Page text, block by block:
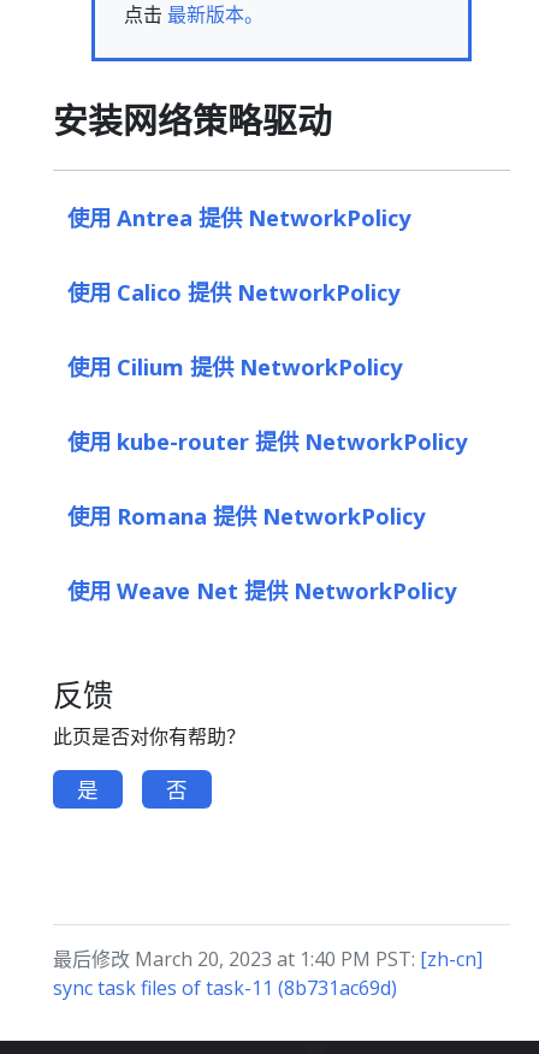
点击 最新版本。
安装网络策略驱动
使用 Antrea 提供 NetworkPolicy
使用 Calico 提供 NetworkPolicy
使用 Cilium 提供 NetworkPolicy
使用 kube-router 提供 NetworkPolicy
使用 Romana 提供 NetworkPolicy
使用 Weave Net 提供 NetworkPolicy
反馈
此页是否对你有帮助？
是 否
最后修改 March 20, 2023 at 1:40 PM PST: [zh-cn]
sync task files of task-11 (8b731ac69d)